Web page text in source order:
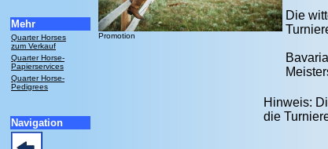
Mehr
Quarter Horses
zum Verkauf
Quarter Horse-
Papierservices
Quarter Horse-
Pedigrees
Navigation
Promotion
Die
Hinweis:
die